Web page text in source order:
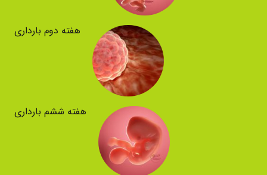
هفته دوم بارداری
هفته ششم بارداری